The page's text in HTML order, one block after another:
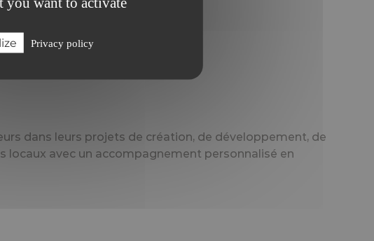
dans leurs projets de création, de développement, de
avec un accompagnement personnalisé en
Privacy policy